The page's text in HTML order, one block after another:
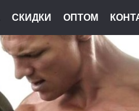
СКИДКИ ОПТОМ